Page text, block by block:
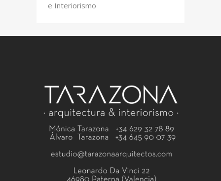
e Interiorismo